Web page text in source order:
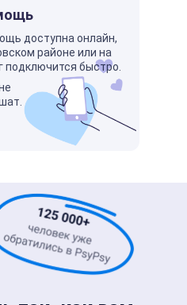
доступна онлайн,
районе или на
подключится быстро.